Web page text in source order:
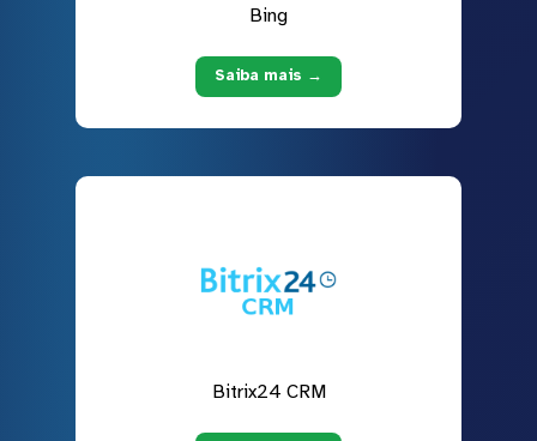
Bing
Saiba mais →
Bitrix24 CRM